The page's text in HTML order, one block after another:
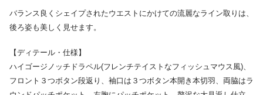
バランス良くシェイプされたウエストにかけての流麗なライン取りは、
後ろ姿も美しく見せます。
【ディテール・仕様】
ハイゴージノッチドラペル(フレンチテイストなフィッシュマウス風)、
フロント３つボタン段返り、袖口は３つボタン本開き本切羽、両脇はラ